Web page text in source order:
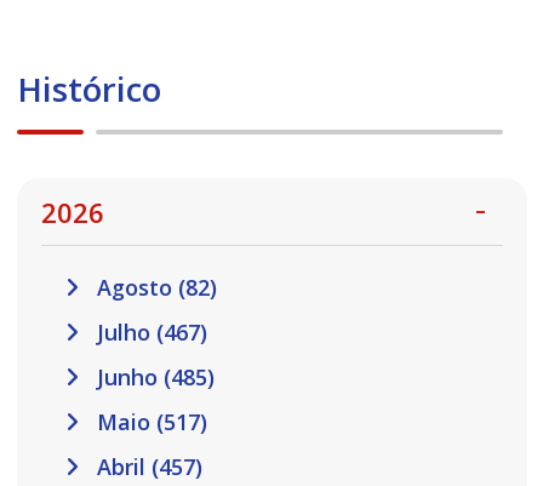
Histórico
2026
Agosto (82)
Julho (467)
Junho (485)
Maio (517)
Abril (457)